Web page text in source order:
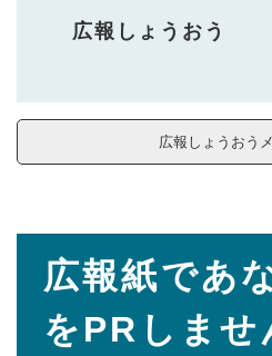
広報しょうおう
広報しょうおう
広報紙であ
をPRしませ